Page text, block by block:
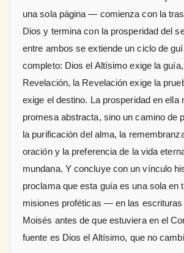
una sola página — comienza con la
Dios y termina con la prosperidad del
entre ambos se extiende un ciclo de
completo: Dios el Altísimo exige la
Revelación, la Revelación exige la
exige el destino. La prosperidad en ella
promesa abstracta, sino un camino de
la purificación del alma, la
oración y la preferencia de la vida
mundana. Y concluye con un vínculo
proclama que esta guía es una sola en
misiones proféticas — en las escrituras
Moisés antes de que estuviera en el
fuente es Dios el Altísimo, que no